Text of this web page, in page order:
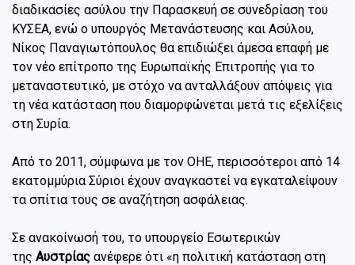
διαδικασίες ασύλου την Παρασκευή σε συνεδρίαση του
ΚΥΣΕΑ, ενώ ο υπουργός Μετανάστευσης και Ασύλου,
Νίκος Παναγιωτόπουλος θα επιδιώξει άμεσα επαφή με
τον νέο επίτροπο της Ευρωπαϊκής Επιτροπής για το
μεταναστευτικό, με στόχο να ανταλλάξουν απόψεις για
τη νέα κατάσταση που διαμορφώνεται μετά τις εξελίξεις
στη Συρία.
Από το 2011, σύμφωνα με τον ΟΗΕ, περισσότεροι από 14
εκατομμύρια Σύριοι έχουν αναγκαστεί να εγκαταλείψουν
τα σπίτια τους σε αναζήτηση ασφάλειας.
Σε ανακοίνωσή του, το υπουργείο Εσωτερικών
της Αυστρίας ανέφερε ότι «η πολιτική κατάσταση στη